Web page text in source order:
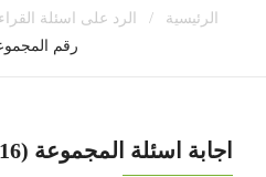
الرئيسية / الرد على اسئلة القراء
رقم المجموعة
اجابة اسئلة المجموعة (616)